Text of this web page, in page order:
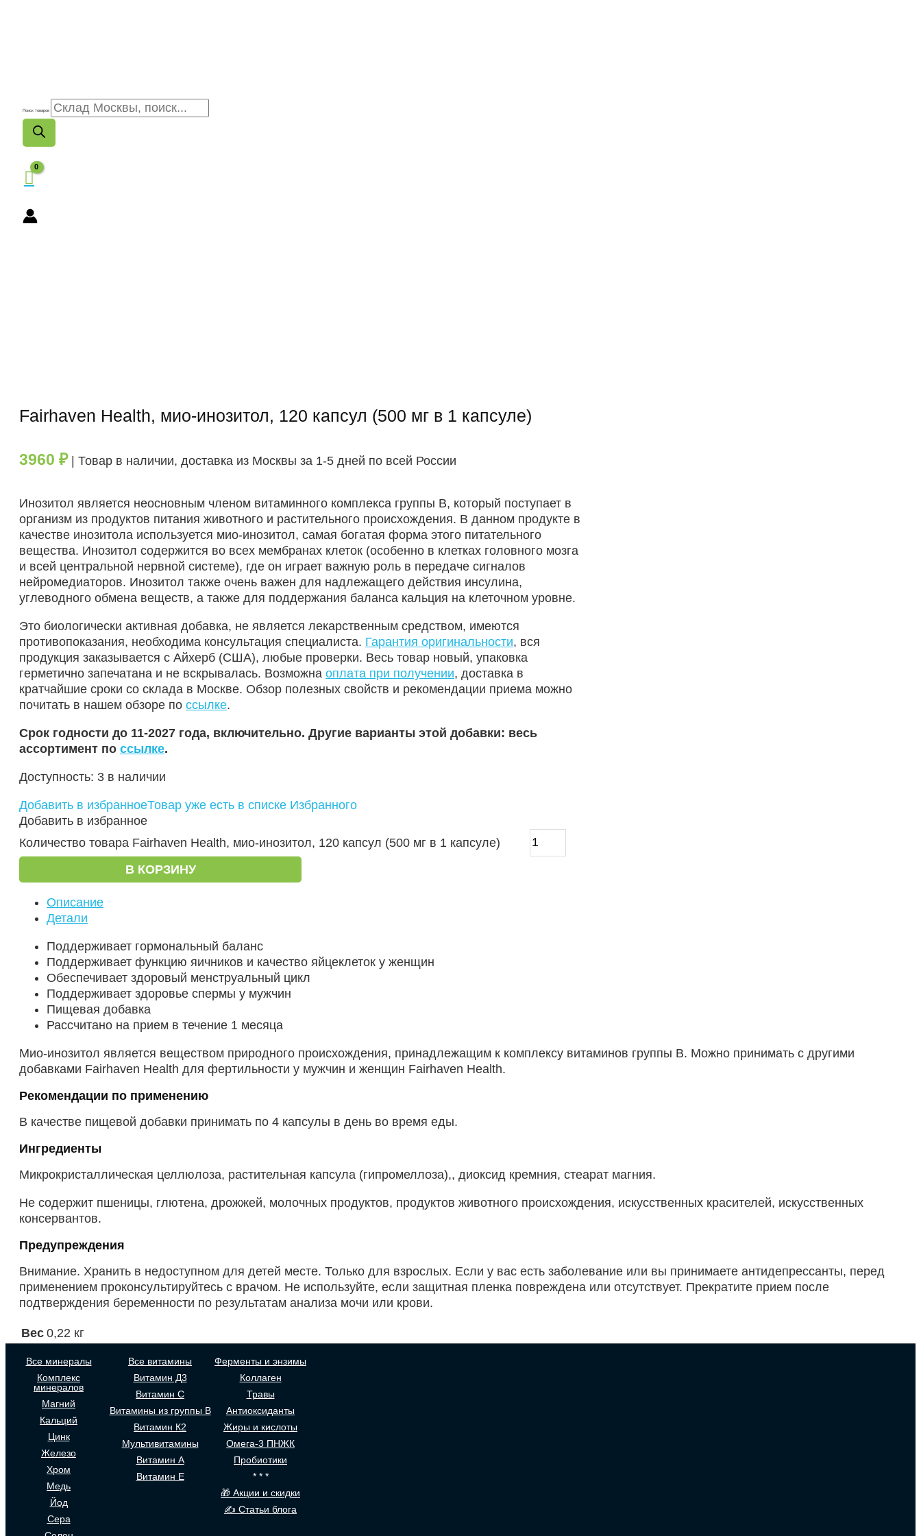
Поиск товаров
Fairhaven Health, мио-инозитол, 120 капсул (500 мг в 1 капсуле)
3960 ₽ | Товар в наличии, доставка из Москвы за 1-5 дней по всей России
Инозитол является неосновным членом витаминного комплекса группы B, который поступает в
организм из продуктов питания животного и растительного происхождения. В данном продукте в
качестве инозитола используется мио-инозитол, самая богатая форма этого питательного
вещества. Инозитол содержится во всех мембранах клеток (особенно в клетках головного мозга
и всей центральной нервной системе), где он играет важную роль в передаче сигналов
нейромедиаторов. Инозитол также очень важен для надлежащего действия инсулина,
углеводного обмена веществ, а также для поддержания баланса кальция на клеточном уровне.
Это биологически активная добавка, не является лекарственным средством, имеются
противопоказания, необходима консультация специалиста. Гарантия оригинальности, вся
продукция заказывается с Айхерб (США), любые проверки. Весь товар новый, упаковка
герметично запечатана и не вскрывалась. Возможна оплата при получении, доставка в
кратчайшие сроки со склада в Москве. Обзор полезных свойств и рекомендации приема можно
почитать в нашем обзоре по ссылке.
Срок годности до 11-2027 года, включительно. Другие варианты этой добавки: весь
ассортимент по ссылке.
Доступность: 3 в наличии
Добавить в избранноеТовар уже есть в списке Избранного
Добавить в избранное
Количество товара Fairhaven Health, мио-инозитол, 120 капсул (500 мг в 1 капсуле)
В КОРЗИНУ
Описание
Детали
Поддерживает гормональный баланс
Поддерживает функцию яичников и качество яйцеклеток у женщин
Обеспечивает здоровый менструальный цикл
Поддерживает здоровье спермы у мужчин
Пищевая добавка
Рассчитано на прием в течение 1 месяца
Мио-инозитол является веществом природного происхождения, принадлежащим к комплексу витаминов группы B. Можно принимать с другими
добавками Fairhaven Health для фертильности у мужчин и женщин Fairhaven Health.
Рекомендации по применению
В качестве пищевой добавки принимать по 4 капсулы в день во время еды.
Ингредиенты
Микрокристаллическая целлюлоза, растительная капсула (гипромеллоза),, диоксид кремния, стеарат магния.
Не содержит пшеницы, глютена, дрожжей, молочных продуктов, продуктов животного происхождения, искусственных красителей, искусственных
консервантов.
Предупреждения
Внимание. Хранить в недоступном для детей месте. Только для взрослых. Если у вас есть заболевание или вы принимаете антидепрессанты, перед
применением проконсультируйтесь с врачом. Не используйте, если защитная пленка повреждена или отсутствует. Прекратите прием после
подтверждения беременности по результатам анализа мочи или крови.
Вес 0,22 кг
Все минералы
Комплекс
минералов
Магний
Кальций
Цинк
Железо
Хром
Медь
Йод
Сера
Все витамины
Витамин Д3
Витамин С
Витамины из группы В
Витамин К2
Мультивитамины
Витамин А
Витамин Е
Ферменты и энзимы
Коллаген
Травы
Антиоксиданты
Жиры и кислоты
Омега-3 ПНЖК
Пробиотики
* * *
🎁 Акции и скидки
✍ Статьи блога